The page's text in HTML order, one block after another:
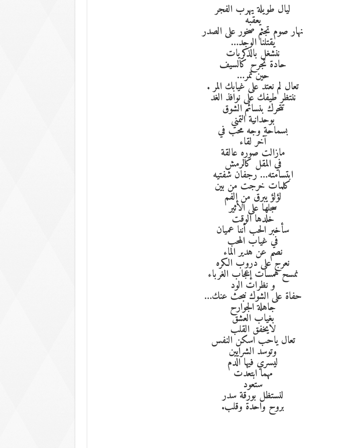
ليال طويلة يهرب الفجر
يعقبه
نهار صوم تجثم صخور على الصدر
يقتلنا الوجد…
ننشغل بالذكريات
حادة تجرح كالسيف
حين تمر…
تعال لم نعتد على غيابك المر .
ننتظر طيفك على نوافذ الغد
تتحرك بنسائم الشوق
بوحدانية التمني
بسماحة وجه محب في
آخر لقاء
مازالت صوره عالقة
في المقل كالرمش
ابتسامته… رجفان شفتيه
كلمات خرجت من بين
لؤلؤ يبرق من الفم
سجلها على الأثير
خلدها الوقت
سأخبر الحب أننا عميان
في غياب المحب
نصم عن هدير الماء
نعرج على دروب الكره
نمسح همسات إعجاب الغرباء
و نظرات الود
حفاة على الشوك نبحث عنك…
جاهلة الجوارح
بغياب العشق
لايخفق القلب
تعال ياحب اسكن النفس
وتوسد الشرايين
ليسري فيها الدم
مهما ابتعدت
ستعود
لنستظل بورقة سدر
بروح واحدة وقلب.